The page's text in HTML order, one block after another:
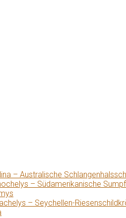
– Australische
– Südamerikanische
– Seychellen-